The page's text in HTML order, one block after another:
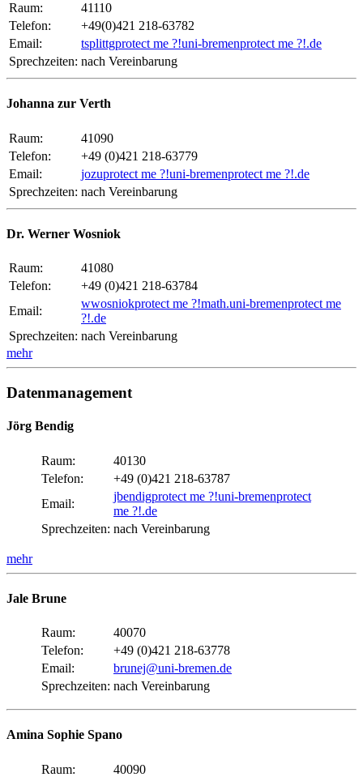
Raum:
41110
Telefon:
+49(0)421 218-63782
Email:
tsplittgprotect me ?!uni-bremenprotect me ?!.de
Sprechzeiten: nach Vereinbarung
Johanna zur Verth
Raum:
41090
Telefon:
+49 (0)421 218-63779
Email:
jozuprotect me ?!uni-bremenprotect me ?!.de
Sprechzeiten: nach Vereinbarung
Dr. Werner Wosniok
Raum:
41080
Telefon:
+49 (0)421 218-63784
Email:
wwosniokprotect me ?!math.uni-bremenprotect me
?!.de
Sprechzeiten: nach Vereinbarung
mehr
Datenmanagement
Jörg Bendig
Raum:
40130
Telefon:
+49 (0)421 218-63787
Email:
jbendigprotect me ?!uni-bremenprotect
me ?!.de
Sprechzeiten: nach Vereinbarung
mehr
Jale Brune
Raum:
40070
Telefon:
+49 (0)421 218-63778
Email:
brunej@uni-bremen.de
Sprechzeiten: nach Vereinbarung
Amina Sophie Spano
Raum:
40090